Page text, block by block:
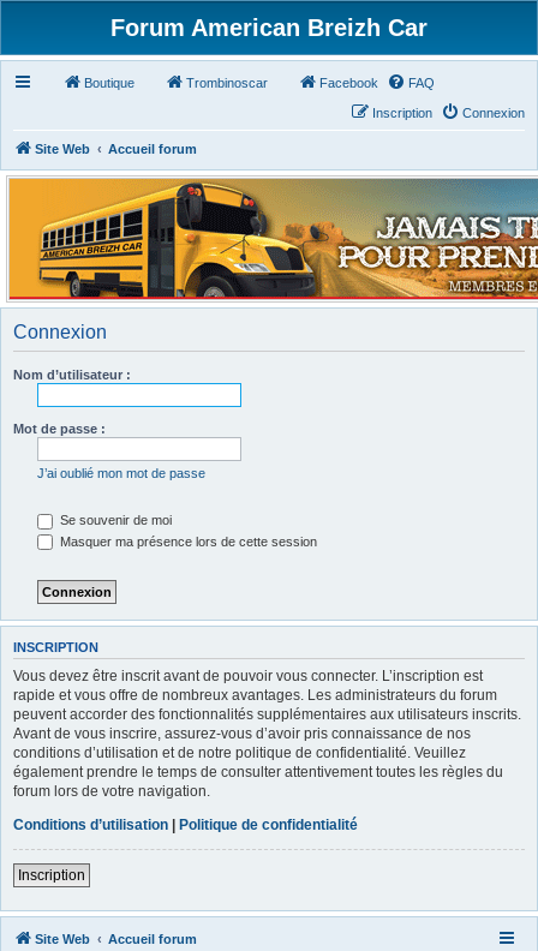
Forum American Breizh Car
Boutique Trombinoscar Facebook FAQ
Connexion
Inscription
Site Web Accueil forum
Connexion
Nom d’utilisateur :
Mot de passe :
J’ai oublié mon mot de passe
Se souvenir de moi
Masquer ma présence lors de cette session
INSCRIPTION
Vous devez être inscrit avant de pouvoir vous connecter. L’inscription est
rapide et vous offre de nombreux avantages. Les administrateurs du forum
peuvent accorder des fonctionnalités supplémentaires aux utilisateurs inscrits.
Avant de vous inscrire, assurez-vous d’avoir pris connaissance de nos
conditions d’utilisation et de notre politique de confidentialité. Veuillez
également prendre le temps de consulter attentivement toutes les règles du
forum lors de votre navigation.
Conditions d’utilisation | Politique de confidentialité
Inscription
Site Web Accueil forum